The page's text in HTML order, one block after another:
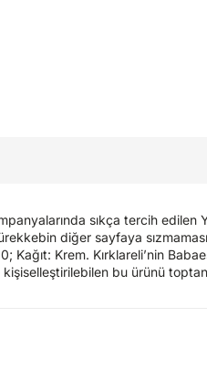
sıkça tercih edilen
diğer sayfaya
Kağıt: Krem. Kırklareli’nin
kişiselleştirilebilen bu ürünü